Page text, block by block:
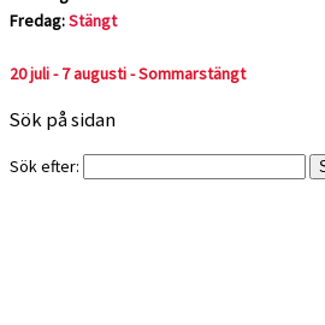
Fredag:Stängt
20 juli - 7 augusti - Sommarstängt
Sök på sidan
Sök efter: